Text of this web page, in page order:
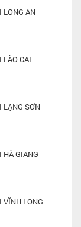
LONG AN
LÀO CAI
LẠNG SƠN
HÀ GIANG
VĨNH LONG